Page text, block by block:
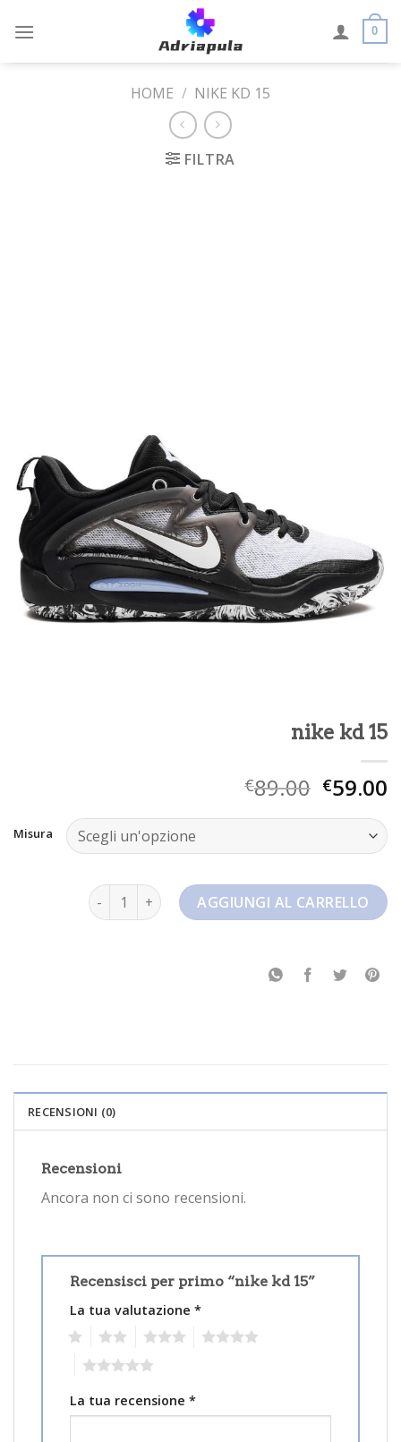
0
HOME / NIKE KD 15
FILTRA
nike kd 15
€89.00 €59.00
Misura
nike kd 15 quantitàAGGIUNGI AL CARRELLO
RECENSIONI (0)
Recensioni
Ancora non ci sono recensioni.
Recensisci per primo “nike kd 15”
La tua valutazione *
La tua recensione *